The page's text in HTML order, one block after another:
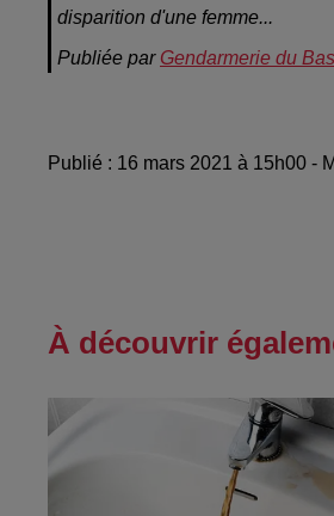
disparition d'une femme...
Publiée par Gendarmerie du
Publié : 16 mars 2021 à 15h00 -
À découvrir